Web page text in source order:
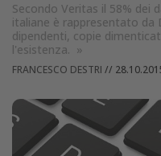
Secondo Veritas il 58% dei
italiane è rappresentato da
dipendenti, copie
l'esistenza. »
FRANCESCO DESTRI //